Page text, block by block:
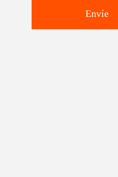
Envíe